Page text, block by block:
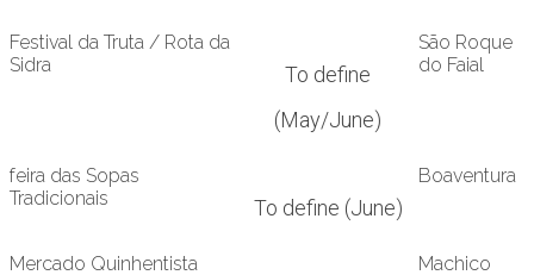
Festival da Truta / Rota da
Sidra
To define
(May/June)
São Roque
do Faial
feira das Sopas
Tradicionais
To define (June)
Boaventura
Mercado Quinhentista Machico